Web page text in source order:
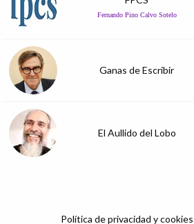
Fernando Pino Calvo Sotelo
Ganas de Escribir
El Aullido del Lobo
Política de privacidad y cookies